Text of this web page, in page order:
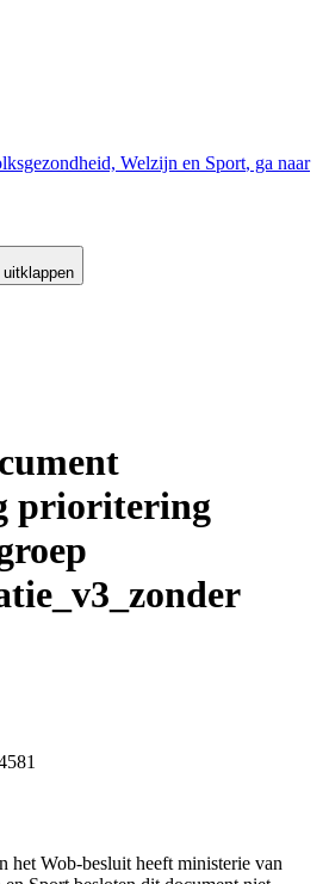
Welzijn en Sport, ga naar
uitklappen
prioritering
het Wob-besluit heeft ministerie van